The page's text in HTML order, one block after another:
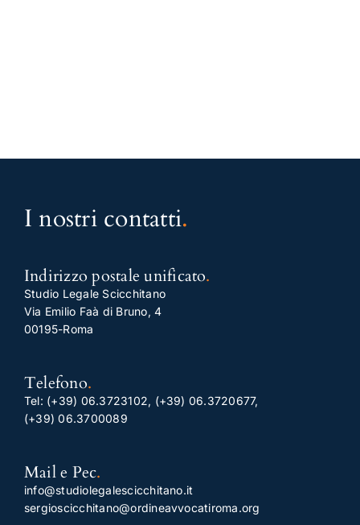
I nostri contatti.
Indirizzo postale unificato.
Studio Legale Scicchitano
Via Emilio Faà di Bruno, 4
00195-Roma
Telefono.
Tel: (+39) 06.3723102, (+39) 06.3720677,
(+39) 06.3700089
Mail e Pec.
info@studiolegalescicchitano.it
sergioscicchitano@ordineavvocatiroma.org